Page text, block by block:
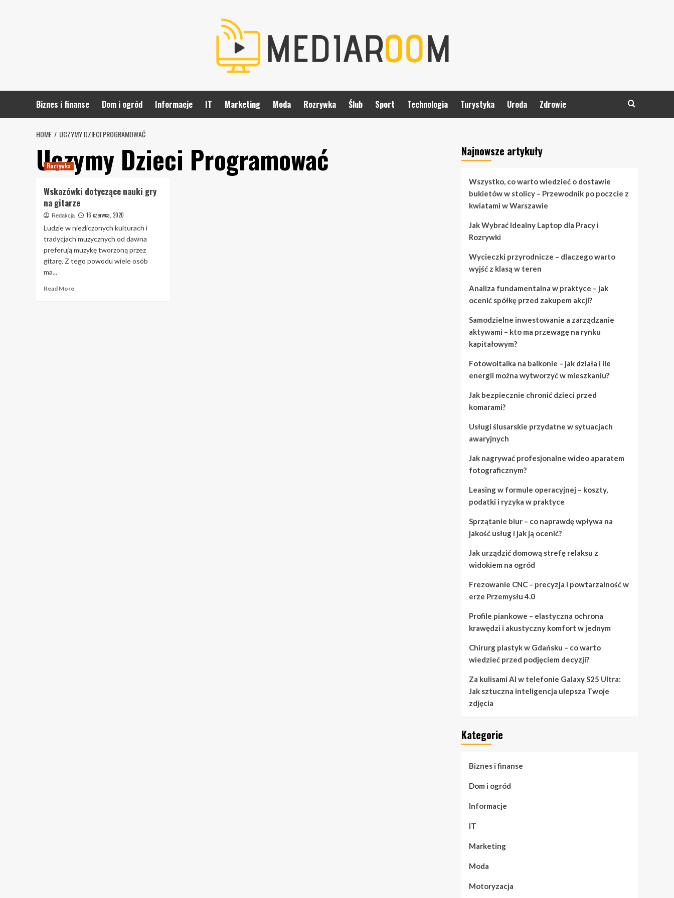
Biznes i finanse Dom i ogród Informacje IT Marketing Moda Rozrywka Ślub Sport Technologia Turystyka Uroda Zdrowie
HOME UCZYMY DZIECI PROGRAMOWAĆ
Uczymy Dzieci Programować
Rozrywka
Wskazówki dotyczące nauki gry
na gitarze
Redakcja 16 czerwca, 2020
Ludzie w niezliczonych kulturach i
tradycjach muzycznych od dawna
preferują muzykę tworzoną przez
gitarę. Z tego powodu wiele osób
ma...
Read MoreRead
Najnowsze artykuły
Wszystko, co warto wiedzieć o dostawie
bukietów w stolicy – Przewodnik po poczcie z
kwiatami w Warszawie
Jak Wybrać Idealny Laptop dla Pracy i
Rozrywki
Wycieczki przyrodnicze – dlaczego warto
wyjść z klasą w teren
Analiza fundamentalna w praktyce – jak
ocenić spółkę przed zakupem akcji?
Samodzielne inwestowanie a zarządzanie
aktywami – kto ma przewagę na rynku
kapitałowym?
Fotowoltaika na balkonie – jak działa i ile
energii można wytworzyć w mieszkaniu?
Jak bezpiecznie chronić dzieci przed
komarami?
Usługi ślusarskie przydatne w sytuacjach
awaryjnych
Jak nagrywać profesjonalne wideo aparatem
fotograficznym?
Leasing w formule operacyjnej – koszty,
podatki i ryzyka w praktyce
Sprzątanie biur – co naprawdę wpływa na
jakość usług i jak ją ocenić?
Jak urządzić domową strefę relaksu z
widokiem na ogród
Frezowanie CNC – precyzja i powtarzalność w
erze Przemysłu 4.0
Profile piankowe – elastyczna ochrona
krawędzi i akustyczny komfort w jednym
Chirurg plastyk w Gdańsku – co warto
wiedzieć przed podjęciem decyzji?
Za kulisami AI w telefonie Galaxy S25 Ultra:
Jak sztuczna inteligencja ulepsza Twoje
zdjęcia
Kategorie
Biznes i finanse
Dom i ogród
Informacje
IT
Marketing
Moda
Motoryzacja